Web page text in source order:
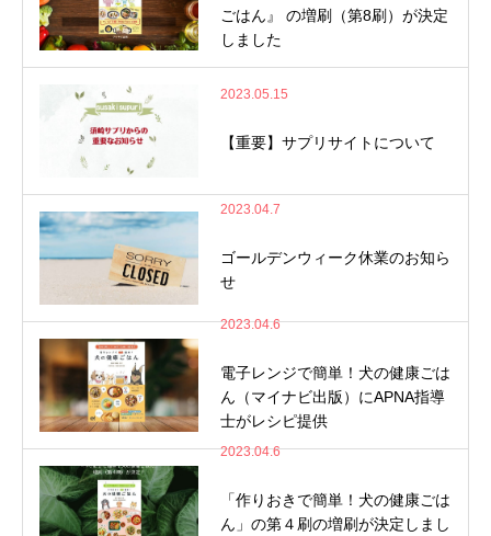
ごはん』 の増刷（第8刷）が決定
しました
2023.05.15
【重要】サプリサイトについて
2023.04.7
ゴールデンウィーク休業のお知ら
せ
2023.04.6
電子レンジで簡単！犬の健康ごは
ん（マイナビ出版）にAPNA指導
士がレシピ提供
2023.04.6
「作りおきで簡単！犬の健康ごは
ん」の第４刷の増刷が決定しまし